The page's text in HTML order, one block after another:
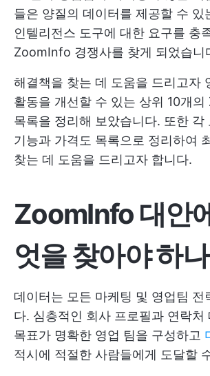
들은 양질의 데이터를 제공할 수 있
인텔리전스 도구에 대한 요구를 충
ZoomInfo 경쟁사를 찾게 되었습니
해결책을 찾는 데 도움을 드리고자
활동을 개선할 수 있는 상위 10개
목록을 정리해 보았습니다. 또한 각
기능과 가격도 목록으로 정리하여
찾는 데 도움을 드리고자 합니다.
ZoomInfo 대안
엇을 찾아야 하
데이터는 모든 마케팅 및 영업팀 전
다. 심층적인 회사 프로필과 연락처
목표가 명확한 영업 팀을 구성하고
적시에 적절한 사람들에게 도달할